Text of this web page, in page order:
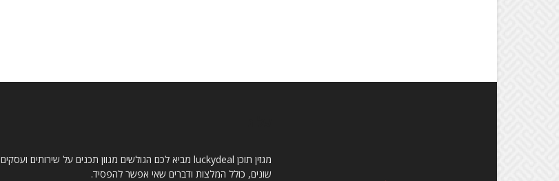
מגזין תוכן luckydeal מביא לכם הגולשים מגוון תכנים על שירותים ועסקים
שונים, כולל המלצות ודברים שאי אפשר להפסיד.